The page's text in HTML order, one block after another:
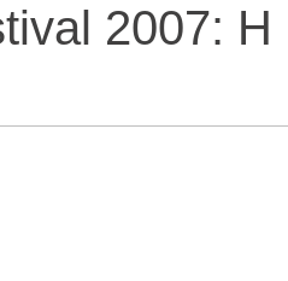
2007: Η